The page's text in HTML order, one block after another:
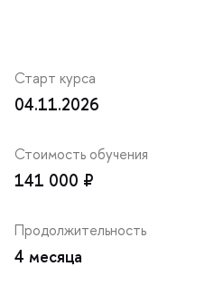
Старт курса
04.11.2026
Стоимость обучения
141 000 ₽
Продолжительность
4 месяца